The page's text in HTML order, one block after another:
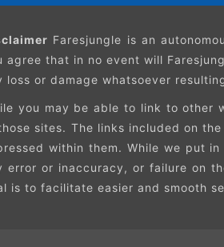
Faresjungle is an
agree that in no event will
loss or damage whatsoever
you may be able to link to other
sites. The links included on
within them. While we put
error or inaccuracy, or failure on
is to facilitate easier and smooth